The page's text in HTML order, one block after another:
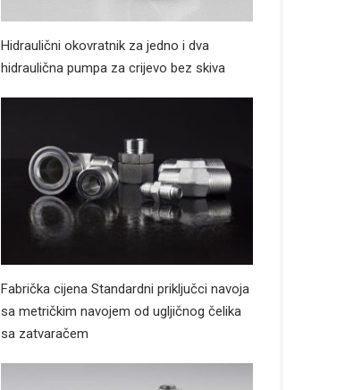
Hidraulični okovratnik za jedno i dva
hidraulična pumpa za crijevo bez skiva
Fabrička cijena Standardni priključci navoja
sa metričkim navojem od ugljičnog čelika
sa zatvaračem